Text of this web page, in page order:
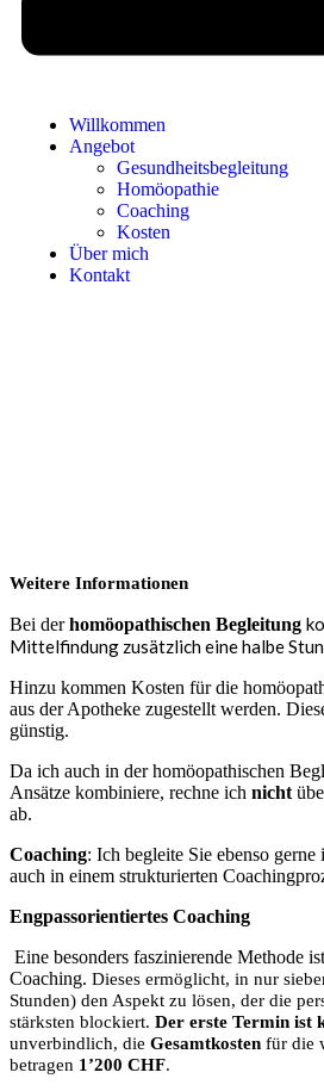
Willkommen
Angebot
Gesundheitsbegleitung
Homöopathie
Coaching
Kosten
Über mich
Kontakt
Weitere Informationen
Bei derhomöopathischen Begleitung
Mittelfindung zusätzlich eine halbe
Hinzu kommen Kosten für die
aus der Apotheke zugestellt werden.
günstig.
Da ich auch in der homöopathischen
Ansätze kombiniere, rechne ich nicht
ab.
Coaching: Ich begleite Sie ebenso
auch in einem strukturierten
Engpassorientiertes Coaching
Eine besonders faszinierende Methode
Coaching. Dieses ermöglicht, in nur
Stunden) den Aspekt zu lösen, der die
stärksten blockiert. Der erste Termin ist
unverbindlich, die Gesamtkosten für die
betragen 1’200 CHF.